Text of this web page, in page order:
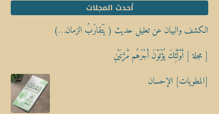
أحدث المجلات
الكشف والبيان عن تعليل حديث ( يَتَقارَبُ الزمان…)
[ مجلة ] أُوْلَٰٓئِكَ يُؤْتَوْنَ أَجْرَهُم مَّرَّتَيْنِ
[المطويات] الإحسان